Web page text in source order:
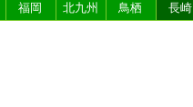
福岡 北九州 鳥栖 長崎